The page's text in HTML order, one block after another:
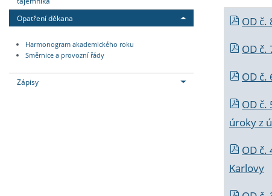
Opatření děkana
Harmonogram akademického roku
Směrnice a provozní řády
Zápisy
OD
OD č.
OD
OD
úroky z
OD
Karlovy